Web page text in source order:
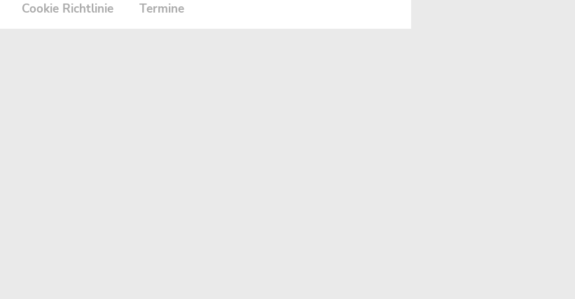
Cookie Richtlinie
Termine